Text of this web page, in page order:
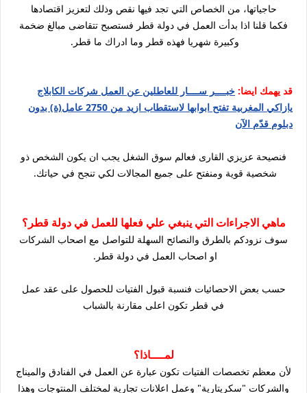
حاجياتها، من الخصاص التي تجد فيها نقص وذلك لتعزيز اقتصادها
فكما قلنا اذا بدأت العمل في دولة قطر فستصبح تتقاضى مبالغ ضخمة
وكبيرة شهريا فهذه قطر وما ادراك ما قطر.
قد يهمك ايضا: خبــــر ســــار للعاطلين عن العمل شركات الكابلاج
يازاكي المغربية تفتح ابوابها لاستقطاب ازيد من 2750 عامل(ة) بدون
دبلوم قدّم الآن
فنصيحة عزيزي القارى فعالم سوق الشغل يجب ان يكون الشخص ذو
شخصية قوية ومنفتح على جميع المجالات لكي تنجح في حياتك.
ماهي الاجراءات التي ينبغي علي فعلها للعمل في دولة قطر؟
سوف نزودكم بالطرق والنصائح السهلة للتواصل مع اصحاب الشركات
او اصحاب العمل في دولة قطر.
حسب بعض الاحصائيات فنسبة قبول الفتيات للحصول على عقد عمل
في قطر تكون اعلى مقارنة بالشباب
لمــــاذا؟
لأن معظم تخصصات الفتيات تكون عبارة عن العمل في الفنادق والميناج
والشركات "سكريتارية" وعمل اعلانات تجارية لمختلف المنتوجات وهذا